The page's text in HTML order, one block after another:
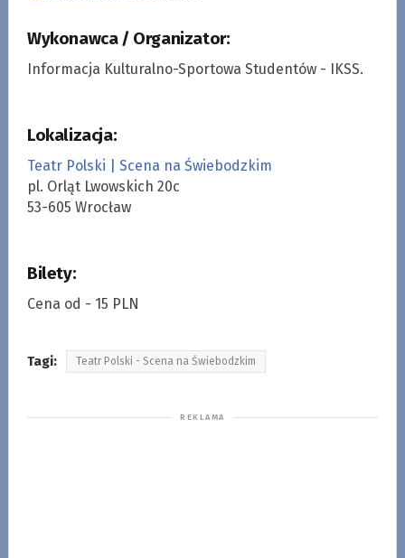
Wykonawca / Organizator:
Informacja Kulturalno-Sportowa Studentów - IKSS.
Lokalizacja:
Teatr Polski | Scena na Świebodzkim
pl. Orląt Lwowskich 20c
53-605 Wrocław
Bilety:
Cena od - 15 PLN
Tagi: Teatr Polski - Scena na Świebodzkim